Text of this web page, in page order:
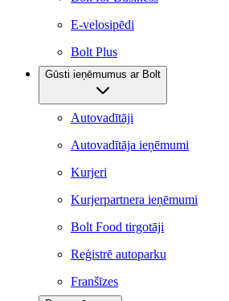
E-velosipēdi
Bolt Plus
Gūsti ieņēmumus ar Bolt
Autovadītāji
Autovadītāja ieņēmumi
Kurjeri
Kurjerpartnera ieņēmumi
Bolt Food tirgotāji
Reģistrē autoparku
Franšīzes